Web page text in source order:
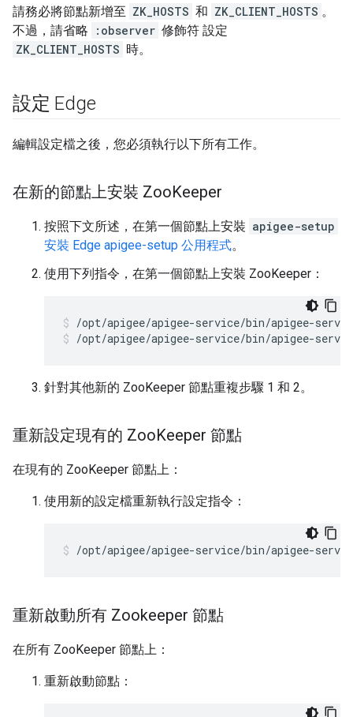
請務必將節點新增至 ZK_HOSTS 和 ZK_CLIENT_HOSTS 。
不過，請省略
:observer 修飾符 設定
ZK_CLIENT_HOSTS 時。
設定 Edge
編輯設定檔之後，您必須執行以下所有工作。
在新的節點上安裝 ZooKeeper
按照下文所述，在第一個節點上安裝 apigee-setup
安裝 Edge apigee-setup 公用程式。
使用下列指令，在第一個節點上安裝 ZooKeeper：
/opt/apigee/apigee-service/bin/apigee-
針對其他新的 ZooKeeper 節點重複步驟 1 和 2。
重新設定現有的 ZooKeeper 節點
在現有的 ZooKeeper 節點上：
使用新的設定檔重新執行設定指令：
/opt/apigee/apigee-service/bin/apigee-
重新啟動所有 Zookeeper 節點
在所有 ZooKeeper 節點上：
重新啟動節點：